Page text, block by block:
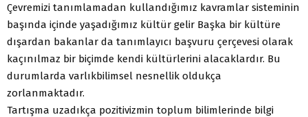
Çevremizi tanımlamadan kullandığımız kavramlar sisteminin
başında içinde yaşadığımız kültür gelir Başka bir kültüre
dışardan bakanlar da tanımlayıcı başvuru çerçevesi olarak
kaçınılmaz bir biçimde kendi kültürlerini alacaklardır. Bu
durumlarda varlıkbilimsel nesnellik oldukça
zorlanmaktadır.
Tartışma uzadıkça pozitivizmin toplum bilimlerinde bilgi